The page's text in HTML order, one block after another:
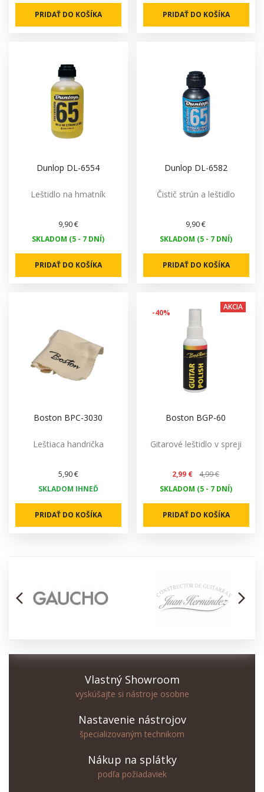
PRIDAŤ DO KOŠÍKA PRIDAŤ DO KOŠÍKA
Dunlop DL-6554
Leštidlo na hmatník
9,90 €
SKLADOM (5 - 7 DNÍ)
PRIDAŤ DO KOŠÍKA
Dunlop DL-6582
Čistič strún a leštidlo
9,90 €
SKLADOM (5 - 7 DNÍ)
PRIDAŤ DO KOŠÍKA
Boston BPC-3030
Leštiaca handrička
5,90 €
SKLADOM IHNEĎ
PRIDAŤ DO KOŠÍKA
-40%
AKCIA
Boston BGP-60
Gitarové leštidlo v spreji
2,99 €
4,99 €
SKLADOM (5 - 7 DNÍ)
PRIDAŤ DO KOŠÍKA
arrow_back_ios arrow_forward_ios
Vlastný Showroom
vyskúšajte si nástroje osobne
Nastavenie nástrojov
špecializovaným technikom
Nákup na splátky
podľa požiadaviek